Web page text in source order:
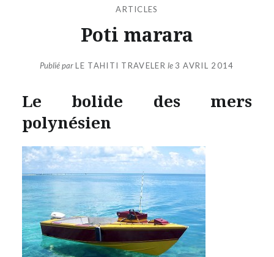
ARTICLES
Poti marara
Publié parLE TAHITI TRAVELER le 3 AVRIL 2014
Le bolide des mers
polynésien